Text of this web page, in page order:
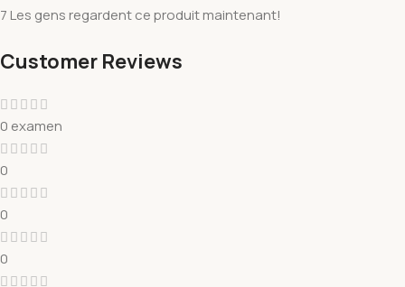
7 Les gens regardent ce produit maintenant!
Customer Reviews
0 examen
0
0
0